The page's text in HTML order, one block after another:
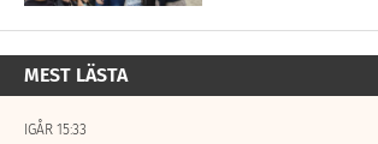
MEST LÄSTA
IGÅR 15:33